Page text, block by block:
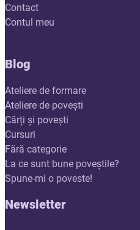
Contact
Contul meu
Blog
Ateliere de formare
Ateliere de povești
Cărți și povești
Cursuri
Fără categorie
La ce sunt bune poveștile?
Spune-mi o poveste!
Newsletter